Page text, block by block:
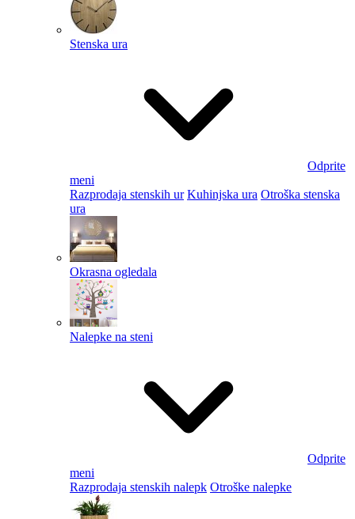
Stenska ura
Odprite
meni
Razprodaja stenskih ur Kuhinjska ura Otroška stenska
ura
Okrasna ogledala
Nalepke na steni
Odprite
meni
Razprodaja stenskih nalepk Otroške nalepke